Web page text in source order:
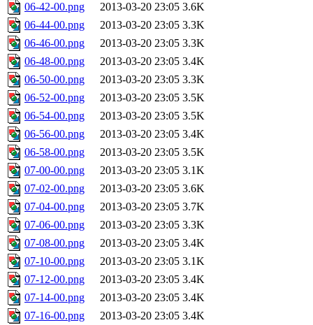
06-42-00.png
2013-03-20 23:05 3.6K
06-44-00.png
2013-03-20 23:05 3.3K
06-46-00.png
2013-03-20 23:05 3.3K
06-48-00.png
2013-03-20 23:05 3.4K
06-50-00.png
2013-03-20 23:05 3.3K
06-52-00.png
2013-03-20 23:05 3.5K
06-54-00.png
2013-03-20 23:05 3.5K
06-56-00.png
2013-03-20 23:05 3.4K
06-58-00.png
2013-03-20 23:05 3.5K
07-00-00.png
2013-03-20 23:05 3.1K
07-02-00.png
2013-03-20 23:05 3.6K
07-04-00.png
2013-03-20 23:05 3.7K
07-06-00.png
2013-03-20 23:05 3.3K
07-08-00.png
2013-03-20 23:05 3.4K
07-10-00.png
2013-03-20 23:05 3.1K
07-12-00.png
2013-03-20 23:05 3.4K
07-14-00.png
2013-03-20 23:05 3.4K
07-16-00.png
2013-03-20 23:05 3.4K